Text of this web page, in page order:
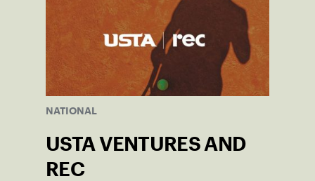
NATIONAL
USTA VENTURES AND
REC